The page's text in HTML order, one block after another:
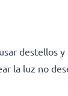
destellos
la luz no